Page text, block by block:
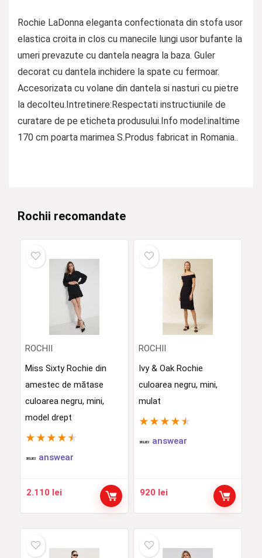
Rochie LaDonna eleganta confectionata din stofa usor
elastica croita in clos cu manecile lungi usor bufante la
umeri prevazute cu dantela neagra la baza. Guler
decorat cu dantela inchidere la spate cu fermoar.
Accesorizata cu volane din dantela si nasturi cu pietre
la decolteu.Intretinere:Respectati instructiunile de
curatare de pe eticheta produsului.Info model:inaltime
170 cm poarta marimea S.Produs fabricat in Romania..
Rochii recomandate
ROCHII
Miss Sixty Rochie din
amestec de mătase
culoarea negru, mini,
model drept
★ ★ ★ ★ ★
answear
2.110 lei
ROCHII
Ivy & Oak Rochie
culoarea negru, mini,
mulat
★ ★ ★ ★ ★
answear
920 lei